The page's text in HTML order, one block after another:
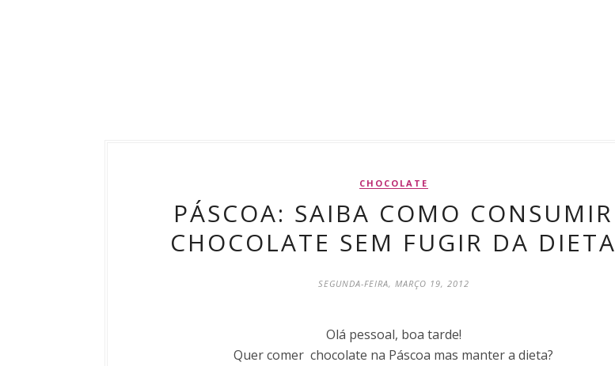
CHOCOLATE
PÁSCOA: SAIBA COMO CONSUMIR
CHOCOLATE SEM FUGIR DA DIETA
SEGUNDA-FEIRA, MARÇO 19, 2012
Olá pessoal, boa tarde!
Quer comer chocolate na Páscoa mas manter a dieta?